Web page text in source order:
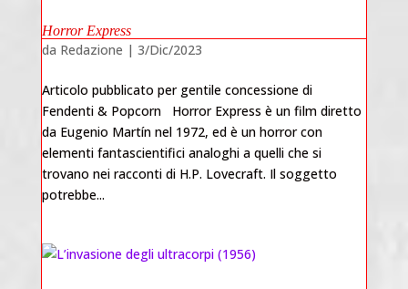
Horror Express
da Redazione | 3/Dic/2023
Articolo pubblicato per gentile concessione di
Fendenti & Popcorn Horror Express è un film diretto
da Eugenio Martín nel 1972, ed è un horror con
elementi fantascientifici analoghi a quelli che si
trovano nei racconti di H.P. Lovecraft. Il soggetto
potrebbe...